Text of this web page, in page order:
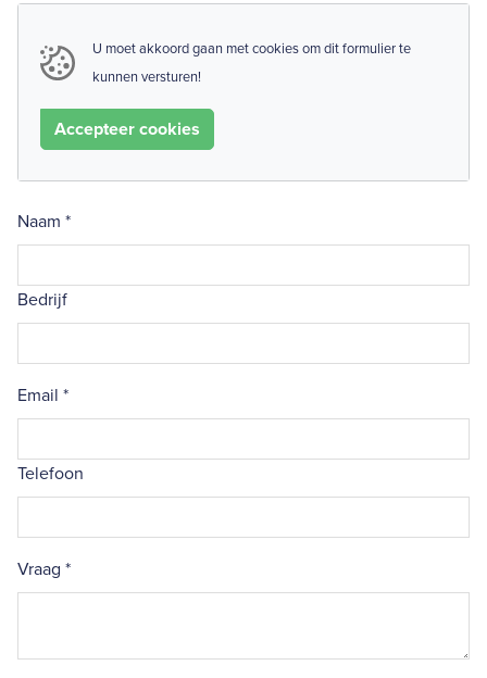
U moet akkoord gaan met cookies om dit formulier te
kunnen versturen!
Accepteer cookies
Naam *
Bedrijf
Email *
Telefoon
Vraag *